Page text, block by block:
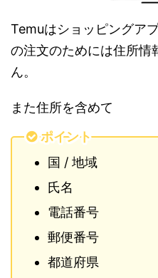
Temuはショッピングア
の注文のためには住所情
ん。
また住所を含めて
ポイント
国 / 地域
氏名
電話番号
郵便番号
都道府県